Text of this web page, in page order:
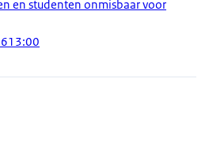
en studenten onmisbaar voor
13:00